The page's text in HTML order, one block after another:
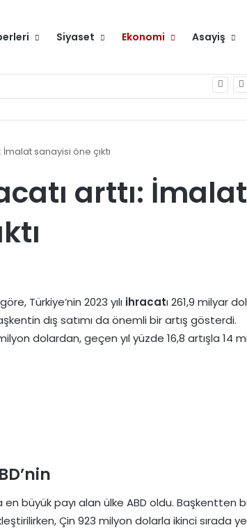
Siyaset Ekonomi Asayiş
İmalat sanayisi öne çıktı
arttı: İmalat
Türkiye’nin 2023 yılı ihracatı 261,9 milyar
dış satımı da önemli bir artış gösterdi.
dolardan, geçen yıl yüzde 16,8 artışla 14
en büyük payı alan ülke ABD oldu. Başkentten
Çin 923 milyon dolarla ikinci sırada